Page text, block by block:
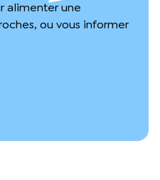
alimenter une
ou vous informer